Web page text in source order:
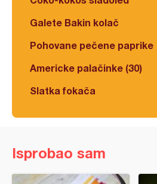
Galete Bakin kolač
Pohovane pečene paprike
Americke palačinke (30)
Slatka fokača
Isprobao sam